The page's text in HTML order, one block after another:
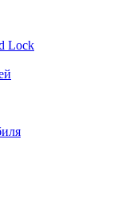
Lock